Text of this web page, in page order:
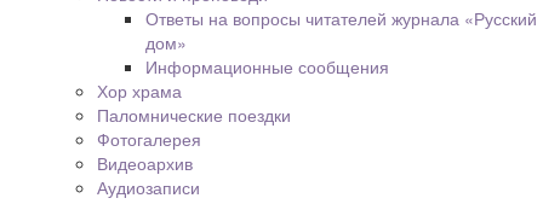
Ответы на вопросы читателей журнала «Русский
дом»
Информационные сообщения
Хор храма
Паломнические поездки
Фотогалерея
Видеоархив
Аудиозаписи